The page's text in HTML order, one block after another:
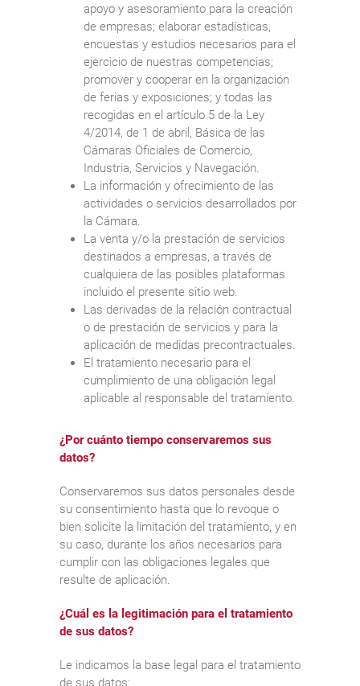
apoyo y asesoramiento para la creación
de empresas; elaborar estadísticas,
encuestas y estudios necesarios para el
ejercicio de nuestras competencias;
promover y cooperar en la organización
de ferias y exposiciones; y todas las
recogidas en el artículo 5 de la Ley
4/2014, de 1 de abril, Básica de las
Cámaras Oficiales de Comercio,
Industria, Servicios y Navegación.
La información y ofrecimiento de las
actividades o servicios desarrollados por
la Cámara.
La venta y/o la prestación de servicios
destinados a empresas, a través de
cualquiera de las posibles plataformas
incluido el presente sitio web.
Las derivadas de la relación contractual
o de prestación de servicios y para la
aplicación de medidas precontractuales.
El tratamiento necesario para el
cumplimiento de una obligación legal
aplicable al responsable del tratamiento.
¿Por cuánto tiempo conservaremos sus
datos?
Conservaremos sus datos personales desde
su consentimiento hasta que lo revoque o
bien solicite la limitación del tratamiento, y en
su caso, durante los años necesarios para
cumplir con las obligaciones legales que
resulte de aplicación.
¿Cuál es la legitimación para el tratamiento
de sus datos?
Le indicamos la base legal para el tratamiento
de sus datos: